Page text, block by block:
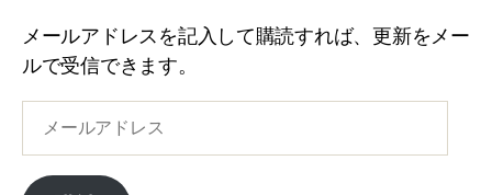
メールアドレスを記入して購読すれば、更新をメー
ルで受信できます。